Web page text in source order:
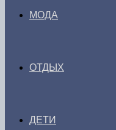
МОДА
ОТДЫХ
ДЕТИ